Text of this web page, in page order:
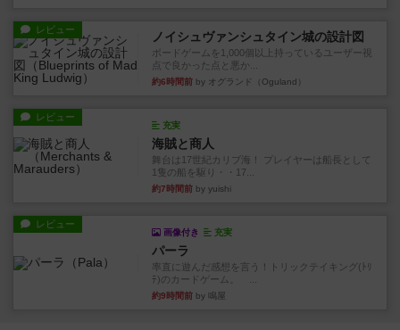
レビュー ノイシュヴァンシュタイン城の設計図
ボードゲームを1,000個以上持っているユーザー視
点で良かった点と悪か...
約6時間前 by オグランド（Oguland）
レビュー
充実
海賊と商人
舞台は17世紀カリブ海！ プレイヤーは船長として
1隻の船を駆り・・17...
約7時間前 by yuishi
レビュー
画像付き 充実
パーラ
率直に遊んだ感想を言う！トリックテイキング(ﾄﾘ
ﾃ)のカードゲーム。 ...
約9時間前 by 鳴屋